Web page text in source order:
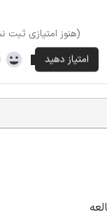
(هنوز امتیازی